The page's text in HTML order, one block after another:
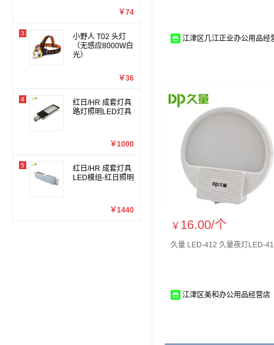
￥74
3
小野人 T02 头灯
（无感应8000W白
光）
￥36
4
红日/HR 成套灯具
路灯照明LED灯具
￥1000
5
红日/HR 成套灯具
LED模组-红日照明
￥1440
江津区几江正业办公用品经
￥ 16.00/个
久量 LED-412 久量夜灯LED-
江津区美和办公用品经营店